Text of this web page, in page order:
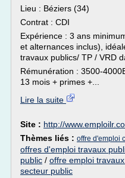
Lieu : Béziers (34)
Contrat : CDI
Expérience : 3 ans
et alternances inclus),
travaux publics/ TP / VRD
Rémunération : 3500-
13 mois + primes +...
Lire la suite
Site : http://
Thèmes liés : offre d'emploi
offres d'emploi travaux
public / offre emploi
secteur public